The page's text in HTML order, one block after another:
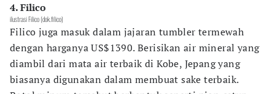
4. Filico
ilustrasi Filico (dok.filico)
Filico juga masuk dalam jajaran tumbler termewah
dengan harganya US$1390. Berisikan air mineral yang
diambil dari mata air terbaik di Kobe, Jepang yang
biasanya digunakan dalam membuat sake terbaik.